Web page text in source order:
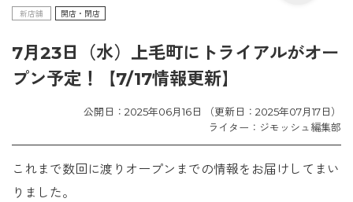
新店舗 開店・閉店
7月23日（水）上毛町にトライアルがオー
プン予定！【7/17情報更新】
公開日：2025年06月16日 （更新日：2025年07月17日）
ライター：ジモッシュ編集部
これまで数回に渡りオープンまでの情報をお届けしてまい
りました。